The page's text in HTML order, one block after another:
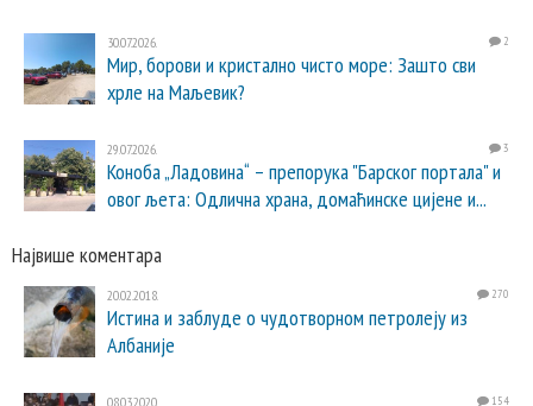
30.07.2026. 2
Мир, борови и кристално чисто море: Зашто сви
хрле на Маљевик?
29.07.2026. 3
Коноба „Ладовина“ – препорука "Барског портала" и
овог љета: Одлична храна, домаћинске цијене и...
Највише коментара
20.02.2018. 270
Истина и заблуде о чудотворном петролеју из
Албаније
08.03.2020. 154